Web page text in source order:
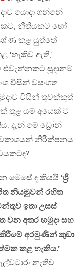
යොදා ගන්නේ
නීතියකට හෝ
කළ යුත්තේ
‘හැකිව ඇති,’
එවැන්නකට සූදානම්
විසින් වසංගත
විසින් තුවක්කුත්
තුළ යම් අයෙක් ට
දැන් මේ ඩ්‍රෝන්
නිරීක්ෂනය
මෙසේ ද කියයි ‘ශ්‍රී
නියමුවන් රහිත
ඉතා උසස්
වන අතර හමුදා සහ
අරමුණින් කුඩා
කළ හැකිය.’
නැතිව